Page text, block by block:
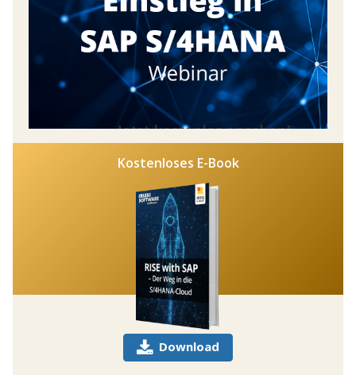
Kostenloses E-Book
Download